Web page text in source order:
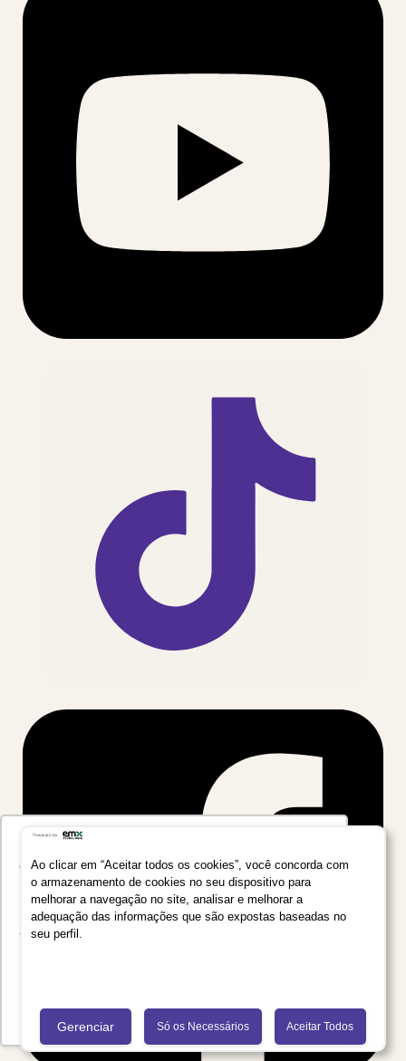
Utilizamos seus dados para oferecer uma
experiência mais relevante ao analisar e
personalizar conteúdos e anúncios em nossa
plataforma e em serviços de terceiros. Consulte
a Política de Privacidade de Dados do Grupo
Recusar Cookies Aceitar Cookies
Ao clicar em “Aceitar todos os cookies”, você concorda com
o armazenamento de cookies no seu dispositivo para
melhorar a navegação no site, analisar e melhorar a
adequação das informações que são expostas baseadas no
seu perfil.
Gerenciar Só os Necessários Aceitar Todos